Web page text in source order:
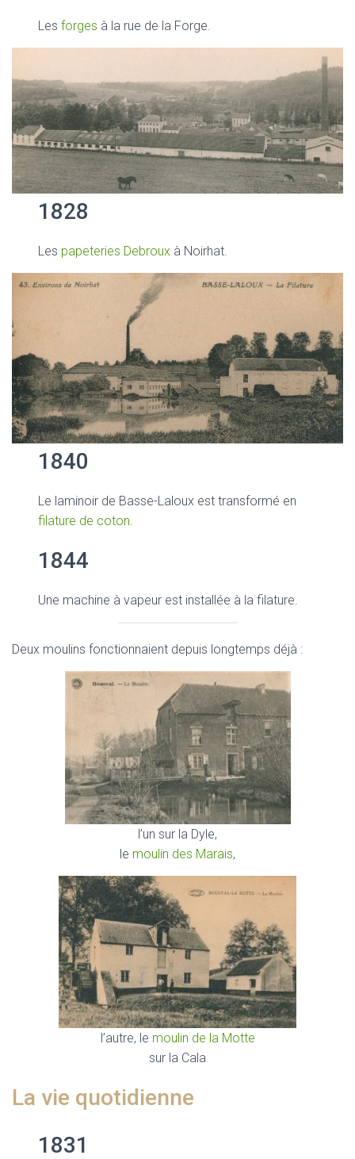
Lesforges à la rue de la Forge.
1828
Les papeteries Debroux à Noirhat.
1840
Le laminoir de Basse-Laloux est transformé en
filature de coton.
1844
Une machine à vapeur est installée à la filature.
Deux moulins fonctionnaient depuis longtemps déjà :
l’un sur la Dyle,
le moulin des Marais,
l’autre, le moulin de la Motte
sur la Cala
La vie quotidienne
1831